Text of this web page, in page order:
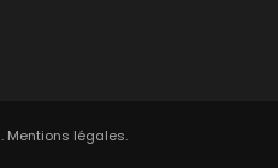
Mentions légales.